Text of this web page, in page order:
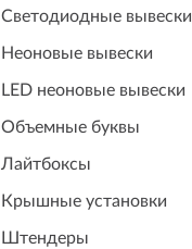
Светодиодные вывески
Неоновые вывески
LED неоновые вывески
Объемные буквы
Лайтбоксы
Крышные установки
Штендеры